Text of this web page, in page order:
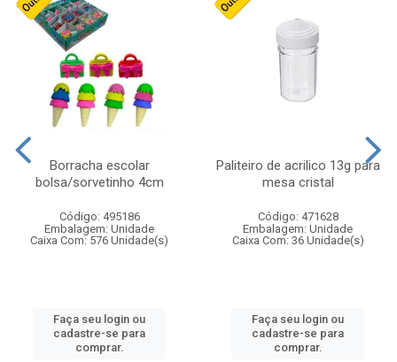
Borracha escolar
bolsa/sorvetinho 4cm
Código: 495186
Embalagem: Unidade
Caixa Com: 576 Unidade(s)
Faça seu login ou
cadastre-se para
comprar.
Paliteiro de acrilico 13g para
mesa cristal
Código: 471628
Embalagem: Unidade
Caixa Com: 36 Unidade(s)
Faça seu login ou
cadastre-se para
comprar.